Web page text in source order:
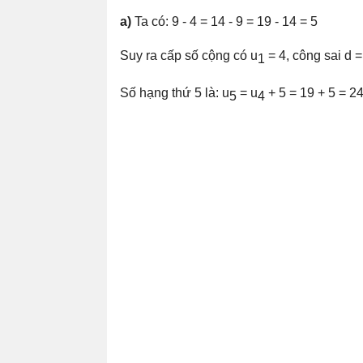
a) Ta có: 9 - 4 = 14 - 9 = 19 - 14 = 5
Suy ra cấp số cộng có u1 = 4, công sai d
Số hạng thứ 5 là: u5 = u4 + 5 = 19 + 5 = 24